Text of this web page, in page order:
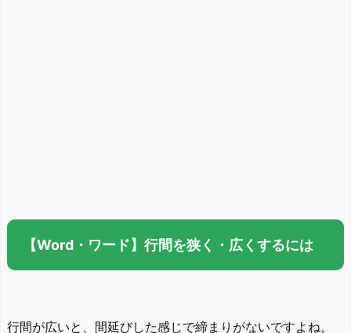
【Word・ワード】行間を狭く・広くするには
行間が広いと、間延びした感じで締まりがないですよね。